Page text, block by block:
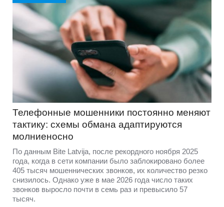
Телефонные мошенники постоянно меняют
тактику: схемы обмана адаптируются
молниеносно
По данным Bite Latvija, после рекордного ноября 2025
года, когда в сети компании было заблокировано более
405 тысяч мошеннических звонков, их количество резко
снизилось. Однако уже в мае 2026 года число таких
звонков выросло почти в семь раз и превысило 57
тысяч.